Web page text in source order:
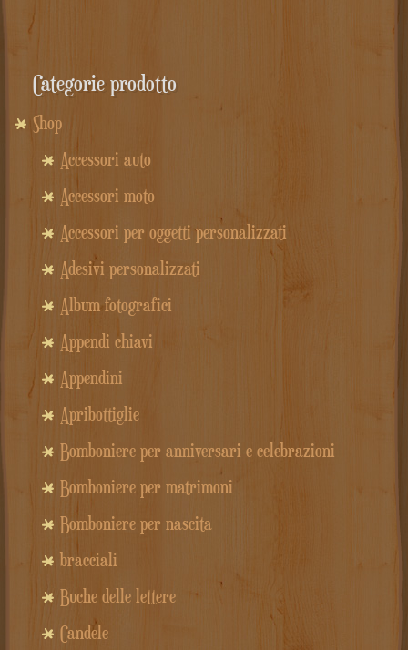
Categorie prodotto
Shop
Accessori auto
Accessori moto
Accessori per oggetti personalizzati
Adesivi personalizzati
Album fotografici
Appendi chiavi
Appendini
Apribottiglie
Bomboniere per anniversari e celebrazioni
Bomboniere per matrimoni
Bomboniere per nascita
bracciali
Buche delle lettere
Candele